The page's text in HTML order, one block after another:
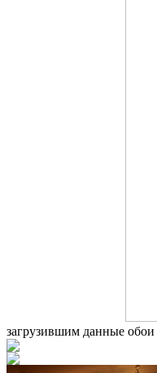
загрузившим данные